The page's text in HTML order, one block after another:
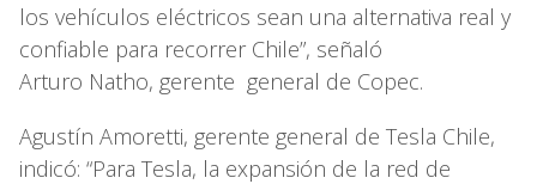
los vehículos eléctricos sean una alternativa real y
confiable para recorrer Chile”, señaló
Arturo Natho, gerente general de Copec.
Agustín Amoretti, gerente general de Tesla Chile,
indicó: “Para Tesla, la expansión de la red de